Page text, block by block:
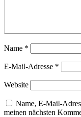
Name *
E-Mail-Adresse *
Website
Name, E-Mail-
meinen nächsten